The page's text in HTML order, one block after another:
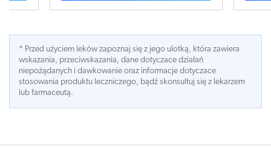
* Przed użyciem leków zapoznaj się z jego ulotką, która zawiera
wskazania, przeciwskazania, dane dotyczace działań
niepożądanych i dawkowanie oraz informacje dotyczace
stosowania produktu leczniczego, bądź skonsultuj się z lekarzem
lub farmaceutą.